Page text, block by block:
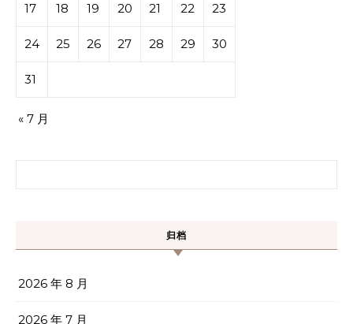
17 18 19 20 21 22 23
24 25 26 27 28 29 30
31
« 7 月
归档
2026 年 8 月
2026 年 7 月